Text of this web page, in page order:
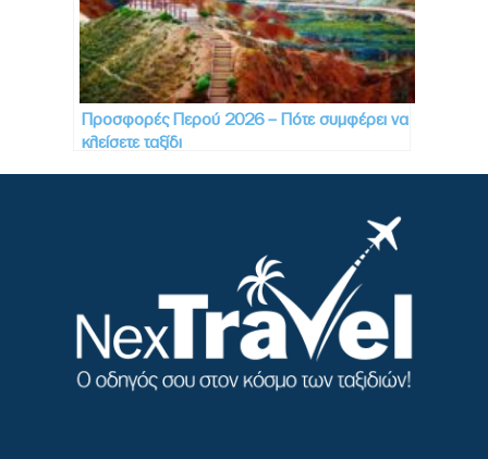
Προσφορές Περού 2026 – Πότε συμφέρει να
κλείσετε ταξίδι